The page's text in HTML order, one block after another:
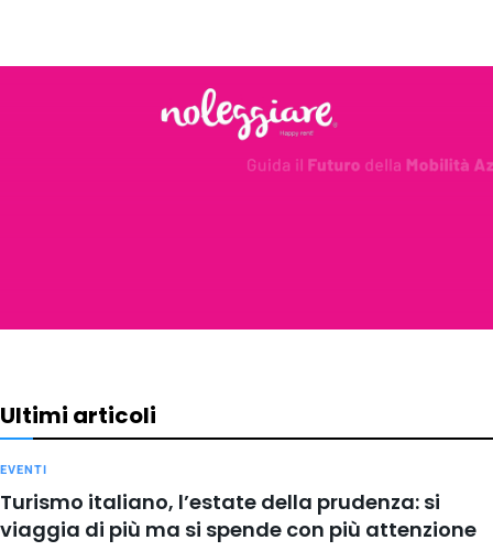
Ultimi articoli
EVENTI
Turismo italiano, l’estate della prudenza: si
viaggia di più ma si spende con più attenzione